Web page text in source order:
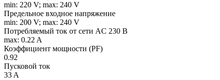
min: 220 V; max: 240 V
Предельное входное напряжение
min: 200 V; max: 240 V
Потребляемый ток от сети AC 230 В
max: 0.22 A
Коэффициент мощности (PF)
0.92
Пусковой ток
33 A